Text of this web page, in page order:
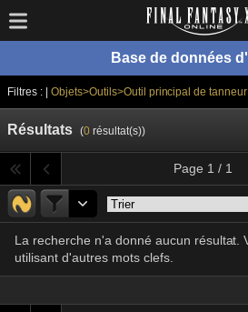
Base de données
Filtres : | Objets>Outils>Outil principal de tanneur
Résultats (0résultat(s))
Page 1 / 1
La recherche n'a donné aucun résultat.
utilisant d'autres mots clefs.